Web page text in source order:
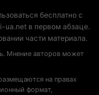
бесплатно с
ua.net в первом абзаце.
части материала.
Мнение авторов может
на правах
формат,